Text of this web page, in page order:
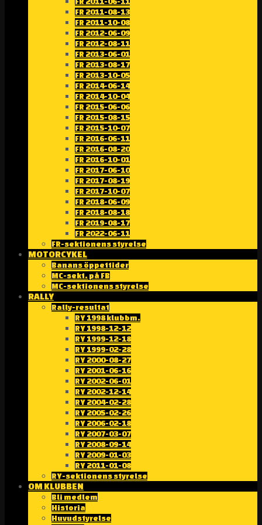
FR 2011-08-13
FR 2011-10-08
FR 2012-06-09
FR 2012-08-11
FR 2013-06-01
FR 2013-08-17
FR 2013-10-05
FR 2014-06-14
FR 2014-10-04
FR 2015-06-06
FR 2015-08-15
FR 2015-10-07
FR 2016-06-11
FR 2016-08-20
FR 2016-10-01
FR 2017-06-10
FR 2017-08-19
FR 2017-10-07
FR 2018-06-09
FR 2018-08-18
FR 2019-08-17
FR 2022-06-11
FR-sektionens styrelse
MOTORCYKEL
Banans öppettider
MC-sekt. på FB
MC-sektionens styrelse
RALLY
Rally-resultat
RY 1998 klubbm.
RY 1998-12-12
RY 1999-12-18
RY 1999-02-28
RY 2000-08-27
RY 2001-06-16
RY 2002-06-01
RY 2002-12-14
RY 2004-02-28
RY 2005-02-26
RY 2006-02-18
RY 2007-03-07
RY 2008-09-14
RY 2009-01-03
RY 2011-01-08
RY-sektionens styrelse
OM KLUBBEN
Bli medlem
Historia
Huvudstyrelse